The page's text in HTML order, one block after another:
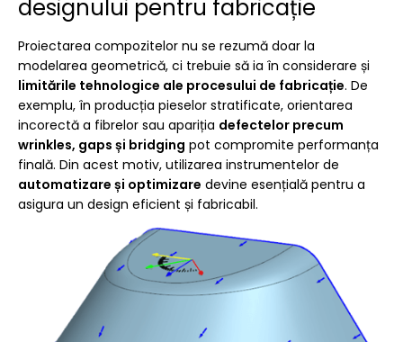
designului pentru fabricație
Proiectarea compozitelor nu se rezumă doar la
modelarea geometrică, ci trebuie să ia în considerare și
limitările tehnologice ale procesului de fabricație. De
exemplu, în producția pieselor stratificate, orientarea
incorectă a fibrelor sau apariția defectelor precum
wrinkles, gaps și bridging pot compromite performanța
finală. Din acest motiv, utilizarea instrumentelor de
automatizare și optimizare devine esențială pentru a
asigura un design eficient și fabricabil.